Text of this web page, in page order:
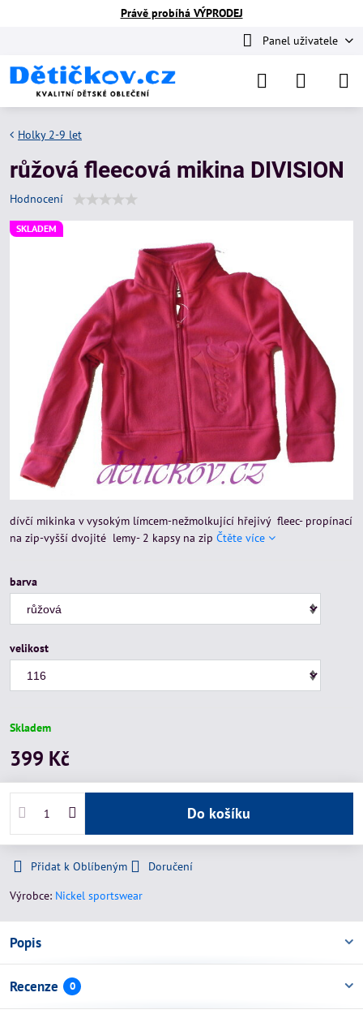
Právě probíhá VÝPRODEJ
Panel uživatele
SKLADEM
Holky 2-9 let
růžová fleecová mikina DIVISION
Hodnocení
dívčí mikinka v vysokým límcem-nežmolkující hřejivý fleec- propínací
na zip-vyšší dvojité lemy- 2 kapsy na zip Čtěte více
barva
velikost
Skladem
399 Kč
Do košíku
Přidat k Oblíbeným
Doručení
Výrobce: Nickel sportswear
Popis
Recenze 0